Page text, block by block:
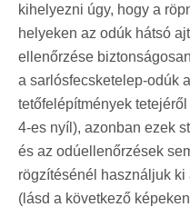
kihelyezni úgy, hogy a
helyeken az odúk hátsó
ellenőrzése
a sarlósfecsketelep-odúk
tetőfelépítmények
4-es nyíl), azonban ezek
és az odúellenőrzések
rögzítésénél használjuk
(lásd a következő